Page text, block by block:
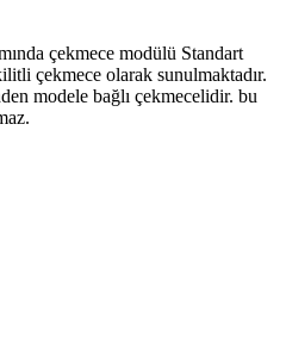
çekmece modülü Standart
çekmece olarak sunulmaktadır.
modele bağlı çekmecelidir. bu